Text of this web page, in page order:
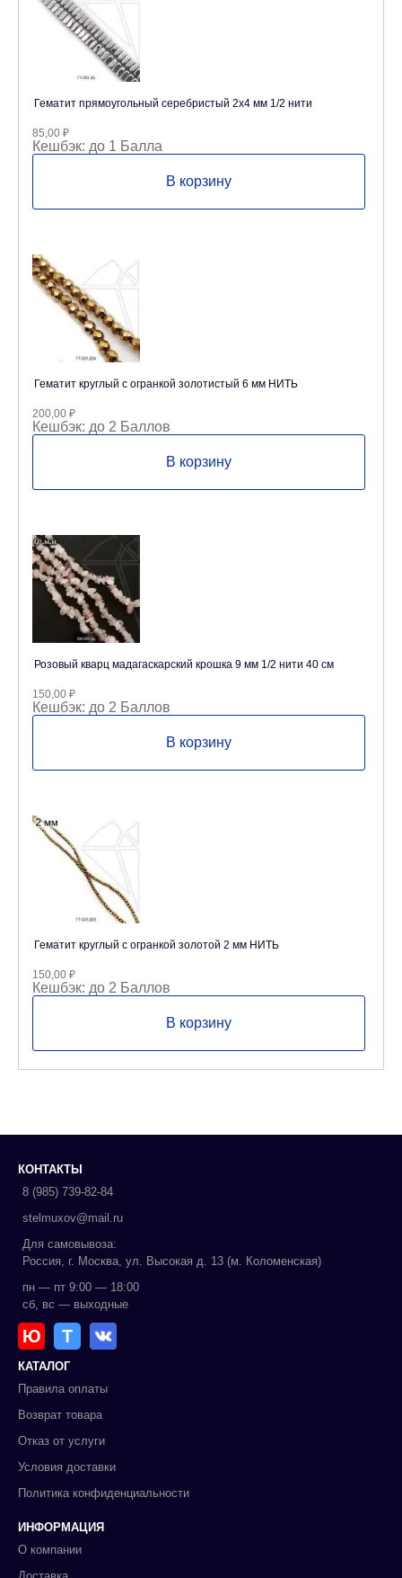
Гематит прямоугольный серебристый 2х4 мм 1/2 нити
85,00 ₽
Кешбэк: до 1 Балла
В корзину
Гематит круглый с огранкой золотистый 6 мм НИТЬ
200,00 ₽
Кешбэк: до 2 Баллов
В корзину
Розовый кварц мадагаскарский крошка 9 мм 1/2 нити 40 см
150,00 ₽
Кешбэк: до 2 Баллов
В корзину
Гематит круглый с огранкой золотой 2 мм НИТЬ
150,00 ₽
Кешбэк: до 2 Баллов
В корзину
КОНТАКТЫ
8 (985) 739-82-84
stelmuxov@mail.ru
Для самовывоза:
Россия, г. Москва, ул. Высокая д. 13 (м. Коломенская)
пн — пт 9:00 — 18:00
сб, вс — выходные
Ю Т
КАТАЛОГ
Правила оплаты
Возврат товара
Отказ от услуги
Условия доставки
Политика конфиденциальности
ИНФОРМАЦИЯ
О компании